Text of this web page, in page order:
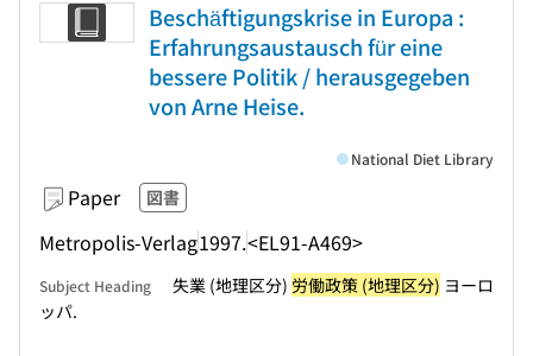
Beschäftigungskrise in Europa :
Erfahrungsaustausch für eine
bessere Politik / herausgegeben
von Arne Heise.
Paper 図書
Metropolis-Verlag1997.<EL91-A469>
National Diet Library
Subject Heading 失業 (地理区分) 労働政策 (地理区分) ヨーロ
ッパ.